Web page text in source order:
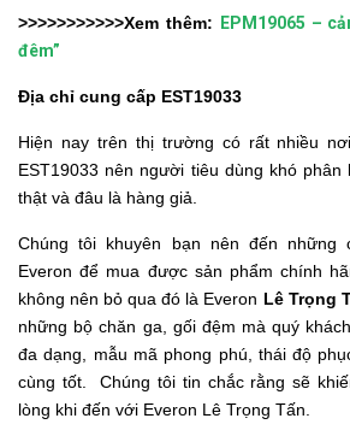
>>>>>>>>>>>Xem thêm:
EPM19065 –
đêm”
Địa chỉ cung cấp EST19033
Hiện nay trên thị trường có rất nhiều
EST19033 nên người tiêu dùng khó phân
thật và đâu là hàng giả.
Chúng tôi khuyên bạn nên đến những
Everon để mua được sản phẩm chính
không nên bỏ qua đó là Everon Lê Trọng
những bộ chăn ga, gối đệm mà quý
đa dạng, mẫu mã phong phú, thái độ
cùng tốt. Chúng tôi tin chắc rằng sẽ
lòng khi đến với Everon Lê Trọng Tấn.